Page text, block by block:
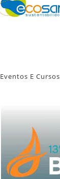
Eventos E Cursos